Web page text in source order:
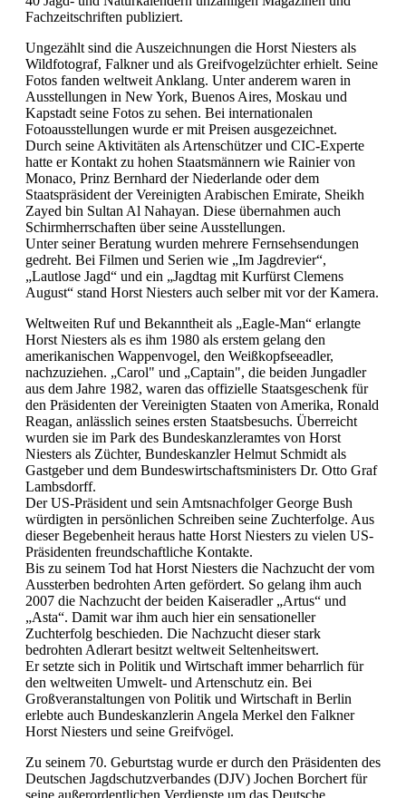
Fachzeitschriften publiziert.
Ungezählt sind die Auszeichnungen die Horst Niesters als
Wildfotograf, Falkner und als Greifvogelzüchter erhielt. Seine
Fotos fanden weltweit Anklang. Unter anderem waren in
Ausstellungen in New York, Buenos Aires, Moskau und
Kapstadt seine Fotos zu sehen. Bei internationalen
Fotoausstellungen wurde er mit Preisen ausgezeichnet.
Durch seine Aktivitäten als Artenschützer und CIC-Experte
hatte er Kontakt zu hohen Staatsmännern wie Rainier von
Monaco, Prinz Bernhard der Niederlande oder dem
Staatspräsident der Vereinigten Arabischen Emirate, Sheikh
Zayed bin Sultan Al Nahayan. Diese übernahmen auch
Schirmherrschaften über seine Ausstellungen.
Unter seiner Beratung wurden mehrere Fernsehsendungen
gedreht. Bei Filmen und Serien wie „Im Jagdrevier“,
„Lautlose Jagd“ und ein „Jagdtag mit Kurfürst Clemens
August“ stand Horst Niesters auch selber mit vor der Kamera.
Weltweiten Ruf und Bekanntheit als „Eagle-Man“ erlangte
Horst Niesters als es ihm 1980 als erstem gelang den
amerikanischen Wappenvogel, den Weißkopfseeadler,
nachzuziehen. „Carol" und „Captain", die beiden Jungadler
aus dem Jahre 1982, waren das offizielle Staatsgeschenk für
den Präsidenten der Vereinigten Staaten von Amerika, Ronald
Reagan, anlässlich seines ersten Staatsbesuchs. Überreicht
wurden sie im Park des Bundeskanzleramtes von Horst
Niesters als Züchter, Bundeskanzler Helmut Schmidt als
Gastgeber und dem Bundeswirtschaftsministers Dr. Otto Graf
Lambsdorff.
Der US-Präsident und sein Amtsnachfolger George Bush
würdigten in persönlichen Schreiben seine Zuchterfolge. Aus
dieser Begebenheit heraus hatte Horst Niesters zu vielen US-
Präsidenten freundschaftliche Kontakte.
Bis zu seinem Tod hat Horst Niesters die Nachzucht der vom
Aussterben bedrohten Arten gefördert. So gelang ihm auch
2007 die Nachzucht der beiden Kaiseradler „Artus“ und
„Asta“. Damit war ihm auch hier ein sensationeller
Zuchterfolg beschieden. Die Nachzucht dieser stark
bedrohten Adlerart besitzt weltweit Seltenheitswert.
Er setzte sich in Politik und Wirtschaft immer beharrlich für
den weltweiten Umwelt- und Artenschutz ein. Bei
Großveranstaltungen von Politik und Wirtschaft in Berlin
erlebte auch Bundeskanzlerin Angela Merkel den Falkner
Horst Niesters und seine Greifvögel.
Zu seinem 70. Geburtstag wurde er durch den Präsidenten des
Deutschen Jagdschutzverbandes (DJV) Jochen Borchert für